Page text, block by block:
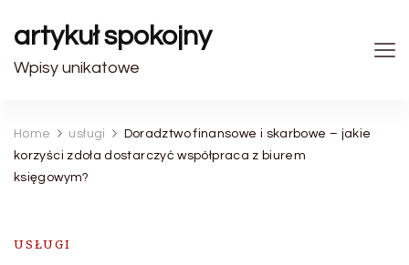
artykuł spokojny
Wpisy unikatowe
Home usługi
Doradztwo finansowe i skarbowe – jakie
korzyści zdoła dostarczyć współpraca z biurem
księgowym?
USŁUGI